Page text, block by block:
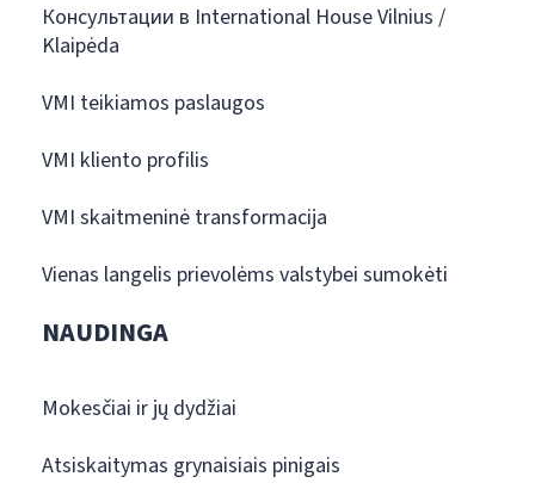
Консультации в International House Vilnius /
Klaipėda
VMI teikiamos paslaugos
VMI kliento profilis
VMI skaitmeninė transformacija
Vienas langelis prievolėms valstybei sumokėti
NAUDINGA
Mokesčiai ir jų dydžiai
Atsiskaitymas grynaisiais pinigais